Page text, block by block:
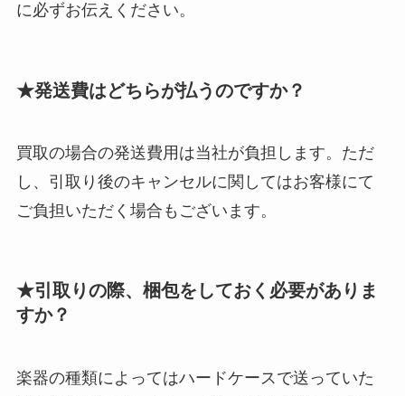
に必ずお伝えください。
★発送費はどちらが払うのですか？
買取の場合の発送費用は当社が負担します。ただ
し、引取り後のキャンセルに関してはお客様にて
ご負担いただく場合もございます。
★引取りの際、梱包をしておく必要がありま
すか？
楽器の種類によってはハードケースで送っていた